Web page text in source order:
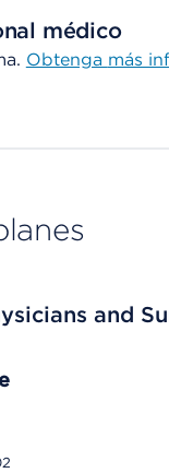
médico
Obtenga más
and